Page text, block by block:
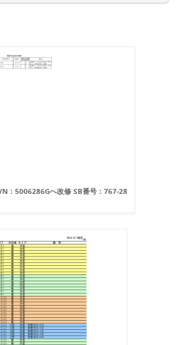
：5006286Gへ改修 SB番号：767-28